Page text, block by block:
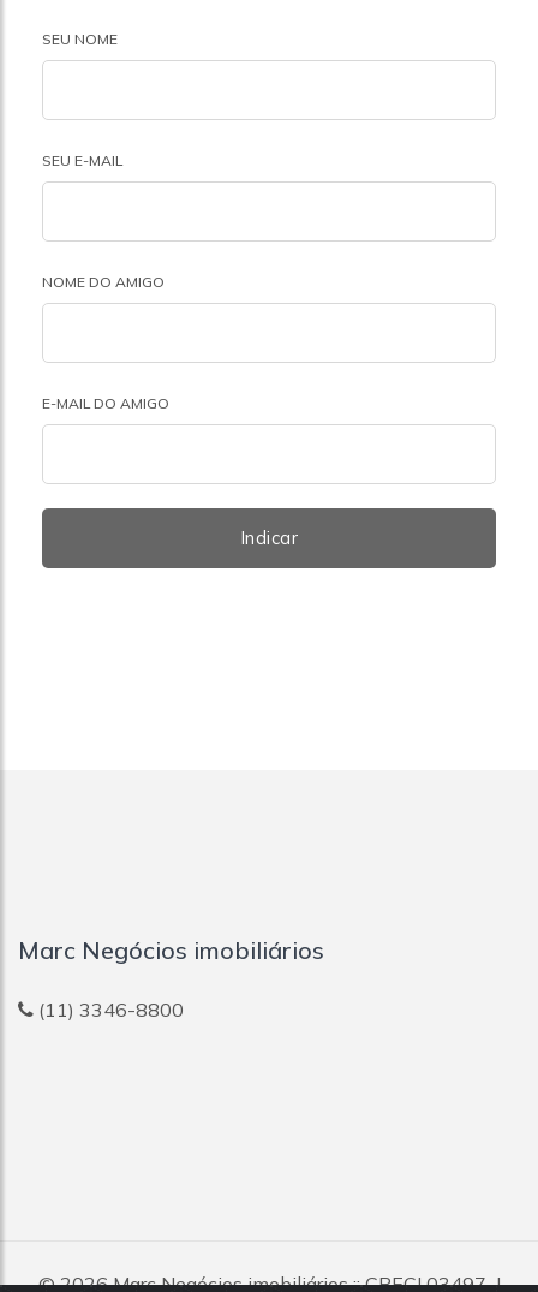
SEU NOME
SEU E-MAIL
NOME DO AMIGO
E-MAIL DO AMIGO
Indicar
Marc Negócios imobiliários
(11) 3346-8800
© 2026Marc Negócios imobiliários:: CRECI 03497-J